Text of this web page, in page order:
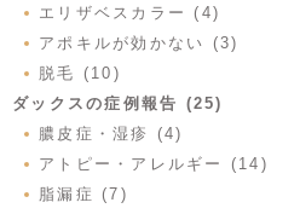
エリザベスカラー (4)
アポキルが効かない (3)
脱毛 (10)
ダックスの症例報告 (25)
膿皮症・湿疹 (4)
アトピー・アレルギー (14)
脂漏症 (7)